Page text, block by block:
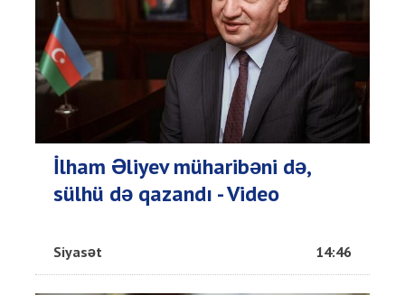
İlham Əliyev müharibəni də,
sülhü də qazandı - Video
Siyasət 14:46